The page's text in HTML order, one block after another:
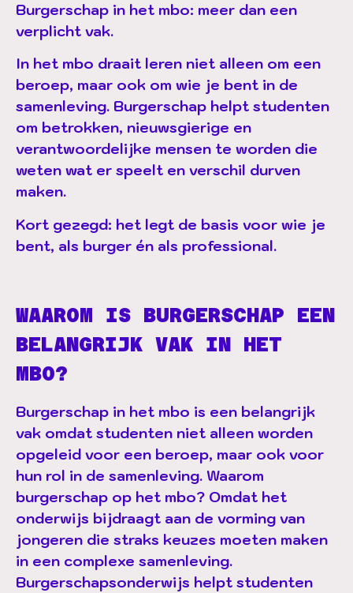
Burgerschap in het mbo: meer dan een
verplicht vak.
In het mbo draait leren niet alleen om een
beroep, maar ook om wie je bent in de
samenleving. Burgerschap helpt studenten
om betrokken, nieuwsgierige en
verantwoordelijke mensen te worden die
weten wat er speelt en verschil durven
maken.
Kort gezegd: het legt de basis voor wie je
bent, als burger én als professional.
WAAROM IS BURGERSCHAP EEN
BELANGRIJK VAK IN HET
MBO?
Burgerschap in het mbo is een belangrijk
vak omdat studenten niet alleen worden
opgeleid voor een beroep, maar ook voor
hun rol in de samenleving. Waarom
burgerschap op het mbo? Omdat het
onderwijs bijdraagt aan de vorming van
jongeren die straks keuzes moeten maken
in een complexe samenleving.
Burgerschapsonderwijs helpt studenten